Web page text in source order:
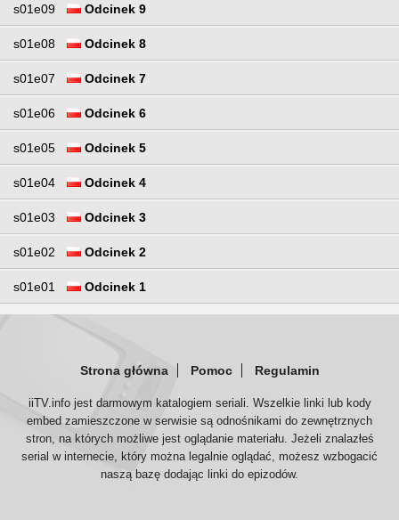
s01e09 Odcinek 9
s01e08 Odcinek 8
s01e07 Odcinek 7
s01e06 Odcinek 6
s01e05 Odcinek 5
s01e04 Odcinek 4
s01e03 Odcinek 3
s01e02 Odcinek 2
s01e01 Odcinek 1
Strona główna Pomoc Regulamin
iiTV.info jest darmowym katalogiem seriali. Wszelkie linki lub kody
embed zamieszczone w serwisie są odnośnikami do zewnętrznych
stron, na których możliwe jest oglądanie materiału. Jeżeli znalazłeś
serial w internecie, który można legalnie oglądać, możesz wzbogacić
naszą bazę dodając linki do epizodów.